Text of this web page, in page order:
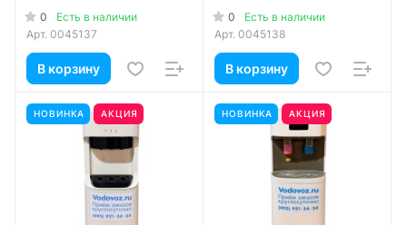
(шкафчик 3 литра)
0
Есть в наличии
Арт. 0045137
В корзину
(шкафчик 3 литра)
0
Есть в наличии
Арт. 0045138
В корзину
НОВИНКА АКЦИЯ НОВИНКА АКЦИЯ